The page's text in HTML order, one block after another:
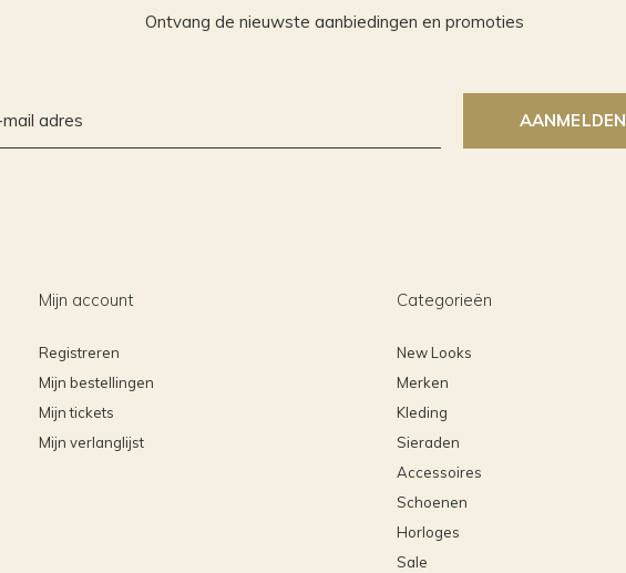
Ontvang de nieuwste aanbiedingen en promoties
AANMELDEN
Mijn account
Registreren
Mijn bestellingen
Mijn tickets
Mijn verlanglijst
Categorieën
New Looks
Merken
Kleding
Sieraden
Accessoires
Schoenen
Horloges
Sale